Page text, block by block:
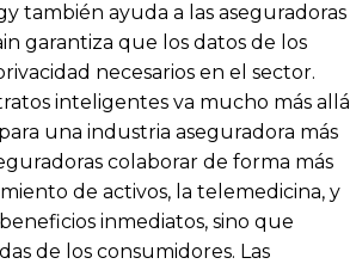
también ayuda a las aseguradoras
garantiza que los datos de los
necesarios en el sector.
inteligentes va mucho más allá
una industria aseguradora más
colaborar de forma más
de activos, la telemedicina, y
inmediatos, sino que
de los consumidores. Las